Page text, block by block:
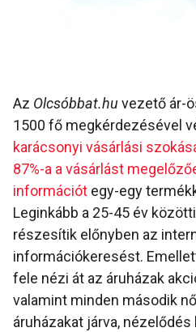
Az Olcsóbbat.hu vezető ár-
1500 fő megkérdezésével
karácsonyi vásárlási
87%-a a vásárlást
információt egy-egy
Leginkább a 25-45 év
részesítik előnyben az
információkeresést.
fele nézi át az áruházak
valamint minden második
áruházakat járva,